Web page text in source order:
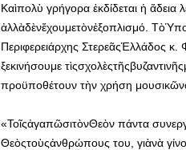
Καὶπολὺ γρήγορα ἐκδίδεται ἡ ἄδεια
ἀλλὰδὲνἔχουμετὸνἐξοπλισμό.
Περιφερειάρχης ΣτερεᾶςἙλλάδος
ξεκινήσουμε
προϋποθέτουν τὴν χρήση
«ΤοῖςἀγαπῶσιτὸνΘεὸν πάντα
Θεὸςτοὺςἀνθρώπους του, γιὰνὰ